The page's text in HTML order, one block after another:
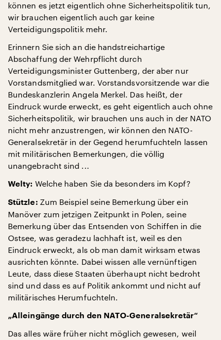
können es jetzt eigentlich ohne Sicherheitspolitik tun,
wir brauchen eigentlich auch gar keine
Verteidigungspolitik mehr.
Erinnern Sie sich an die handstreichartige
Abschaffung der Wehrpflicht durch
Verteidigungsminister Guttenberg, der aber nur
Vorstandsmitglied war. Vorstandsvorsitzende war die
Bundeskanzlerin Angela Merkel. Das heißt, der
Eindruck wurde erweckt, es geht eigentlich auch ohne
Sicherheitspolitik, wir brauchen uns auch in der NATO
nicht mehr anzustrengen, wir können den NATO-
Generalsekretär in der Gegend herumfuchteln lassen
mit militärischen Bemerkungen, die völlig
unangebracht sind ...
Welty: Welche haben Sie da besonders im Kopf?
Stützle: Zum Beispiel seine Bemerkung über ein
Manöver zum jetzigen Zeitpunkt in Polen, seine
Bemerkung über das Entsenden von Schiffen in die
Ostsee, was geradezu lachhaft ist, weil es den
Eindruck erweckt, als ob man damit wirksam etwas
ausrichten könnte. Dabei wissen alle vernünftigen
Leute, dass diese Staaten überhaupt nicht bedroht
sind und dass es auf Politik ankommt und nicht auf
militärisches Herumfuchteln.
„Alleingänge durch den NATO-Generalsekretär“
Das alles wäre früher nicht möglich gewesen, weil